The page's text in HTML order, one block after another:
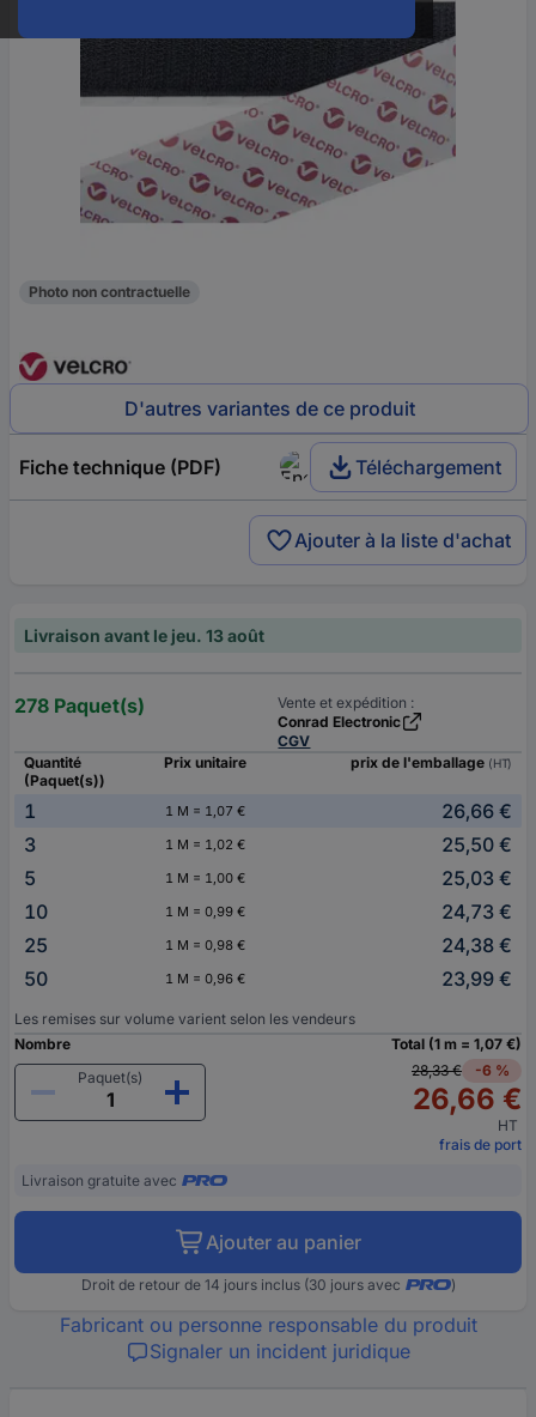
Photo non contractuelle
D'autres variantes de ce produit
Fiche technique (PDF) Téléchargement
Ajouter à la liste d'achat
Livraison avant le jeu. 13 août
278 Paquet(s)
Vente et expédition :
Conrad Electronic
CGV
Quantité
(Paquet(s))
Prix unitaire prix de l'emballage (HT)
1 1 M = 1,07 €
26,66 €
3
1 M = 1,02 €
25,50 €
5
1 M = 1,00 €
25,03 €
10
1 M = 0,99 €
24,73 €
25
1 M = 0,98 €
24,38 €
50
1 M = 0,96 € 23,99 €
Les remises sur volume varient selon les vendeurs
Nombre
Paquet(s)
Total (1 m = 1,07 €)
28,33 €
-6 %
26,66 €
HT
frais de port
Livraison gratuite avec
Ajouter au panier
Droit de retour de 14 jours inclus (30 jours avec )
Fabricant ou personne responsable du produit
Signaler un incident juridique